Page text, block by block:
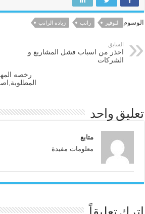
الوسوم التوفير راتب زياده الراتب
السابق
احذر من اسباب فشل المشاريع و
الشركات
رخصه
تعليق واحد
متابع
معلومات مفيدة